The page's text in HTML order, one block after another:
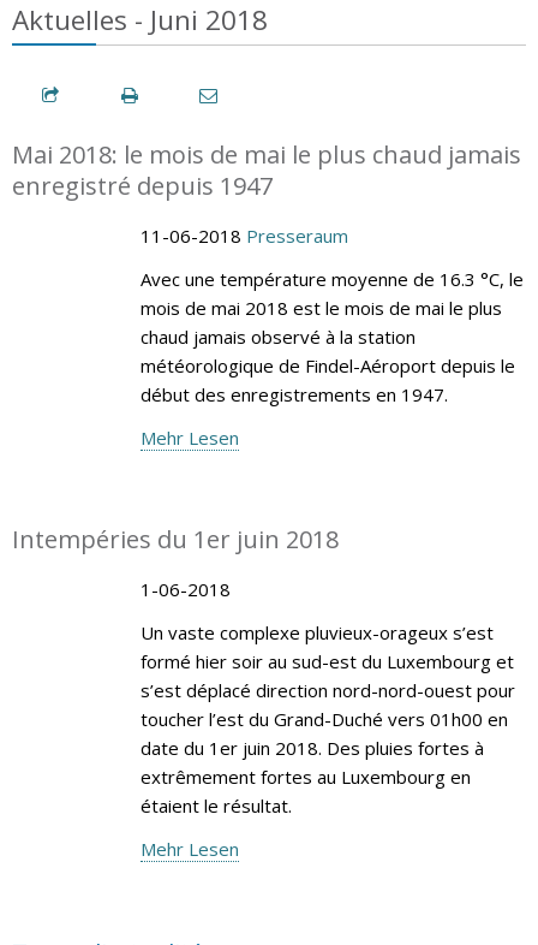
Aktuelles - Juni 2018
Mai 2018: le mois de mai le plus chaud jamais
enregistré depuis 1947
11-06-2018 Presseraum
Avec une température moyenne de 16.3 °C, le
mois de mai 2018 est le mois de mai le plus
chaud jamais observé à la station
météorologique de Findel-Aéroport depuis le
début des enregistrements en 1947.
Mehr Lesen
Intempéries du 1er juin 2018
1-06-2018
Un vaste complexe pluvieux-orageux s’est
formé hier soir au sud-est du Luxembourg et
s’est déplacé direction nord-nord-ouest pour
toucher l’est du Grand-Duché vers 01h00 en
date du 1er juin 2018. Des pluies fortes à
extrêmement fortes au Luxembourg en
étaient le résultat.
Mehr Lesen